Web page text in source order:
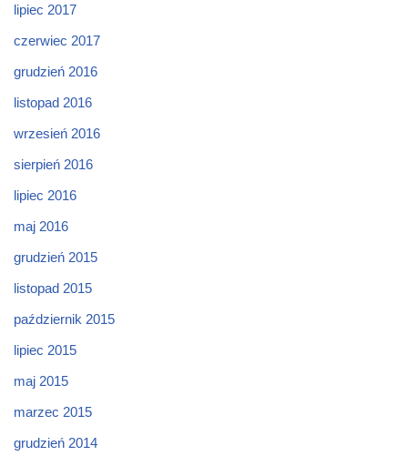
lipiec 2017
czerwiec 2017
grudzień 2016
listopad 2016
wrzesień 2016
sierpień 2016
lipiec 2016
maj 2016
grudzień 2015
listopad 2015
październik 2015
lipiec 2015
maj 2015
marzec 2015
grudzień 2014